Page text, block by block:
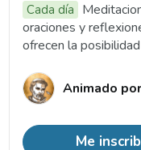
Cada día
oraciones y
ofrecen la
profundo camino de
espiritual.
Animado por
Me